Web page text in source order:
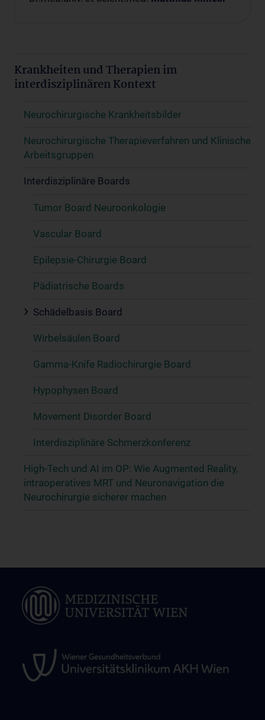
Krankheiten und Therapien im
interdisziplinären Kontext
Neurochirurgische Krankheitsbilder
Neurochirurgische Therapieverfahren und Klinische
Arbeitsgruppen
Interdisziplinäre Boards
Tumor Board Neuroonkologie
Vascular Board
Epilepsie-Chirurgie Board
Pädiatrische Boards
Schädelbasis Board
Wirbelsäulen Board
Gamma-Knife Radiochirurgie Board
Hypophysen Board
Movement Disorder Board
Interdisziplinäre Schmerzkonferenz
High-Tech und AI im OP: Wie Augmented Reality,
intraoperatives MRT und Neuronavigation die
Neurochirurgie sicherer machen